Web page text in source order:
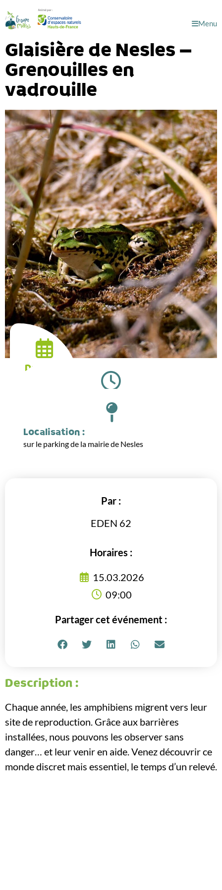
Menu
Glaisière de Nesles –
Grenouilles en
vadrouille
Date :
Localisation :
sur le parking de la mairie de Nesles
Par :
EDEN 62
Horaires :
15.03.2026
09:00
Partager cet événement :
Description :
Chaque année, les amphibiens migrent vers leur
site de reproduction. Grâce aux barrières
installées, nous pouvons les observer sans
danger… et leur venir en aide. Venez découvrir ce
monde discret mais essentiel, le temps d’un relevé.